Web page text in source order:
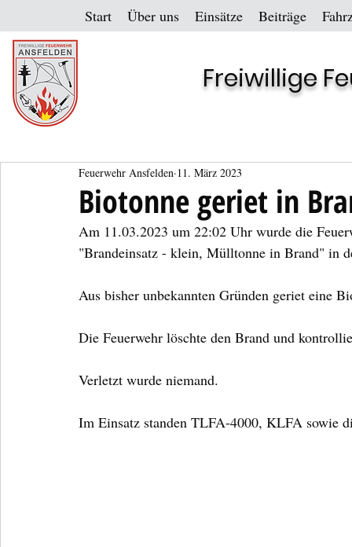
Start Über uns Einsätze Beiträge
Freiwillige
Biotonne geriet in
Feuerwehr Ansfelden 11. März 2023
Am 11.03.2023 um 22:02 Uhr wurde die
"Brandeinsatz - klein, Mülltonne in Brand" in
Aus bisher unbekannten Gründen geriet eine
Die Feuerwehr löschte den Brand und
Verletzt wurde niemand.
Im Einsatz standen TLFA-4000, KLFA sowie